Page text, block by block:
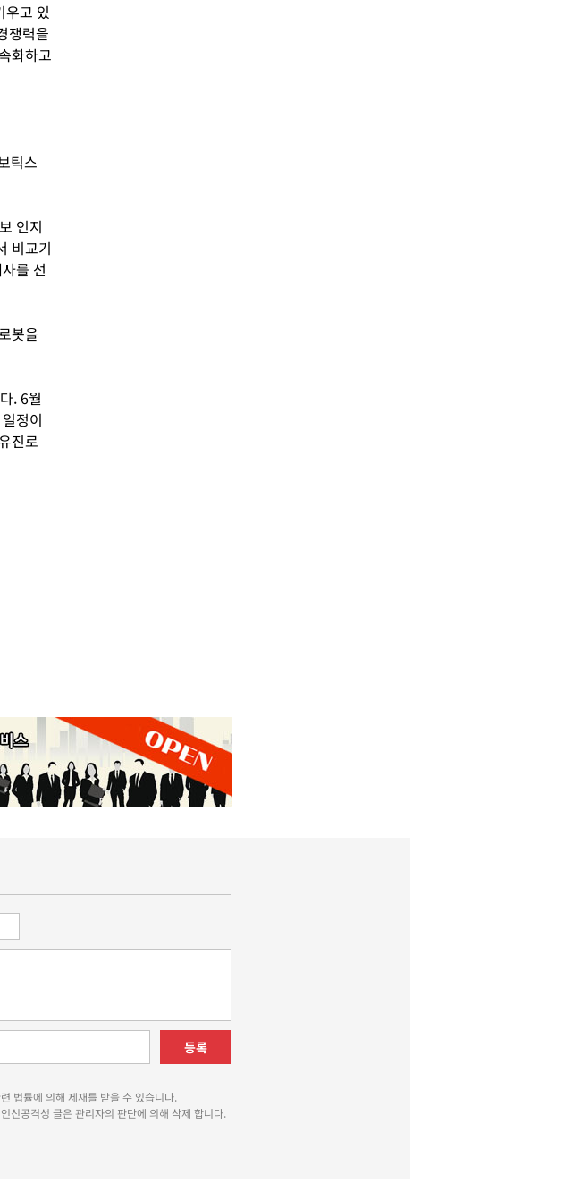
우고 있
쟁력을
화하고
틱스
인지
비교기
를 선
봇을
. 6월
정이
진로
등록
법률에 의해 제재를 받을 수 있습니다.
신공격성 글은 관리자의 판단에 의해 삭제 합니다.